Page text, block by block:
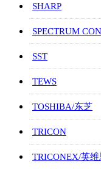
SHARP
SPECTRUM
SST
TEWS
TOSHIBA/东芝
TRICON
TRICONEX/英维